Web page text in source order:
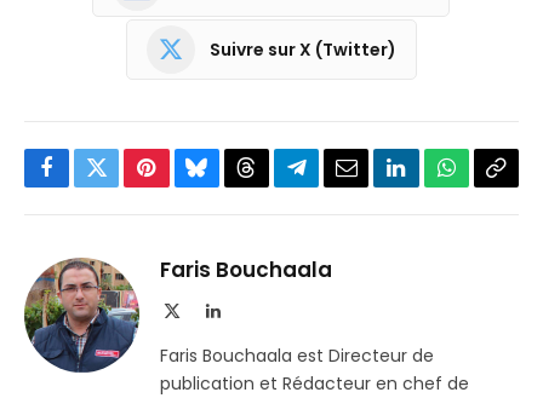
Suivre sur X (Twitter)
Facebook
TwitterPinterestBlueskyThreadsPartager
Telegram
EmailLinkedInWhatsApp
Faris Bouchaala
LinkedIn
Faris Bouchaala est Directeur de
publication et Rédacteur en chef de